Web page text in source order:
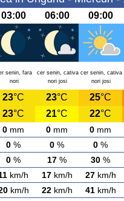
03:00 06:00 09:00
senin, fara
nori
cer senin, cativa
nori josi
cer senin, cativa
nori josi
23°C 23°C 25°C
23°C 21°C 22°C
0 mm 0 mm 0 mm
0 % 0 % 0 %
0 % 17 % 30 %
km/h 17km/h 27km/h
km/h 22km/h 41km/h